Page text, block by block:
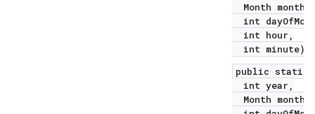
Month month,
int
int hour,
int minute)
public static
int year,
Month month,